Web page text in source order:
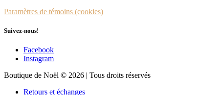
Paramètres de témoins (cookies)
Suivez-nous!
Facebook
Instagram
Boutique de Noël © 2026 | Tous droits réservés
Retours et échanges